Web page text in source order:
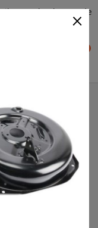
le plateau de
SENTAR NITRO
×